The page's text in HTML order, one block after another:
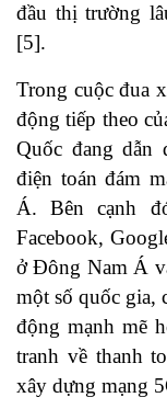
đầu thị trường
[5].
Trong cuộc đua
động tiếp theo
Quốc đang dẫn
điện toán đám
Á. Bên cạnh
Facebook,
ở Đông Nam Á
một số quốc gia,
động mạnh mẽ
tranh về thanh
xây dựng mạng